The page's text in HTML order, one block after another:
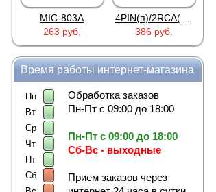
MIC-803A
263 руб.
4PIN(п)/2RCA(м)+DJK-11(п)
386 руб.
Время работы интернет-магазина
Пн
Вт
Ср
Чт
Пт
Сб
Обработка заказов
Пн-Пт с 09:00 до 18:00
Пн-Пт с 09:00 до 18:00
Сб-Вс - выходные
Прием заказов через